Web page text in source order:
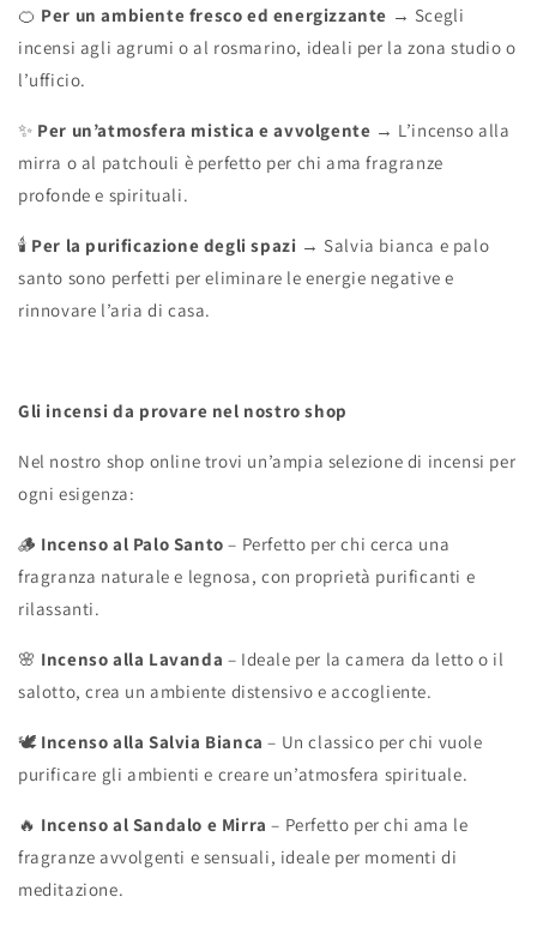
🍊 Per un ambiente fresco ed energizzante → Scegli
incensi agli agrumi o al rosmarino, ideali per la zona studio o
l’ufficio.
✨ Per un’atmosfera mistica e avvolgente → L’incenso alla
mirra o al patchouli è perfetto per chi ama fragranze
profonde e spirituali.
🕯 Per la purificazione degli spazi → Salvia bianca e palo
santo sono perfetti per eliminare le energie negative e
rinnovare l’aria di casa.
Gli incensi da provare nel nostro shop
Nel nostro shop online trovi un’ampia selezione di incensi per
ogni esigenza:
🪵 Incenso al Palo Santo – Perfetto per chi cerca una
fragranza naturale e legnosa, con proprietà purificanti e
rilassanti.
🌸 Incenso alla Lavanda – Ideale per la camera da letto o il
salotto, crea un ambiente distensivo e accogliente.
🕊 Incenso alla Salvia Bianca – Un classico per chi vuole
purificare gli ambienti e creare un’atmosfera spirituale.
🔥 Incenso al Sandalo e Mirra – Perfetto per chi ama le
fragranze avvolgenti e sensuali, ideale per momenti di
meditazione.